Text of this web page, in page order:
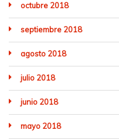
octubre 2018
septiembre 2018
agosto 2018
julio 2018
junio 2018
mayo 2018